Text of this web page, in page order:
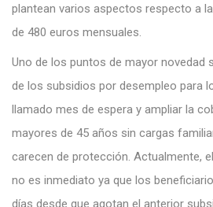
plantean varios aspectos respecto a
de 480 euros mensuales.
Uno de los puntos de mayor novedad
de los subsidios por desempleo para
llamado mes de espera y ampliar la
mayores de 45 años sin cargas
carecen de protección. Actualmente,
no es inmediato ya que los
días desde que agotan el anterior